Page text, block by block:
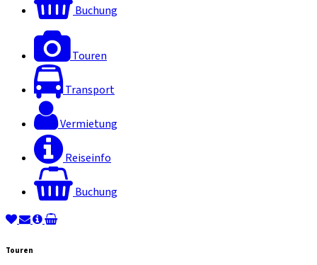
Buchung
Touren
Transport
Vermietung
Reiseinfo
Buchung
Touren